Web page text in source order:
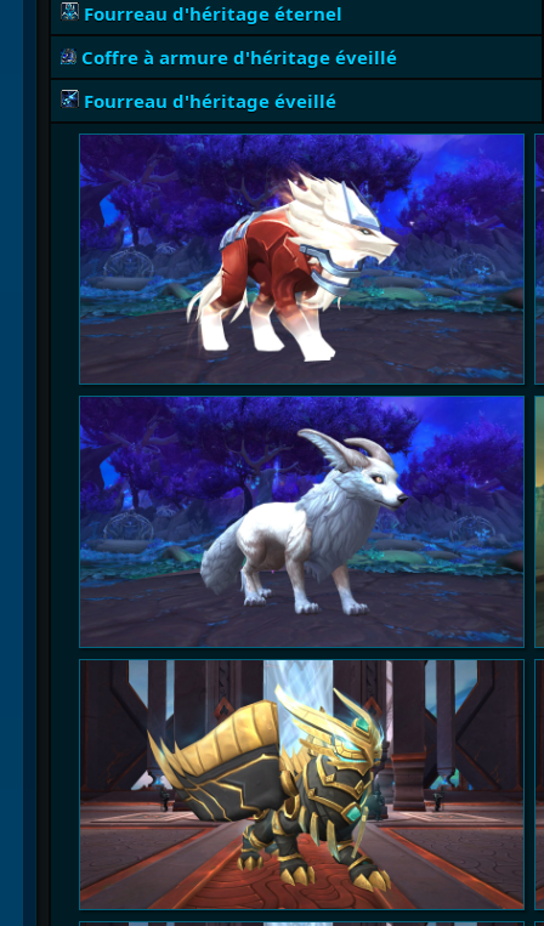
Fourreau d'héritage éternel
Coffre à armure d'héritage éveillé
Fourreau d'héritage éveillé